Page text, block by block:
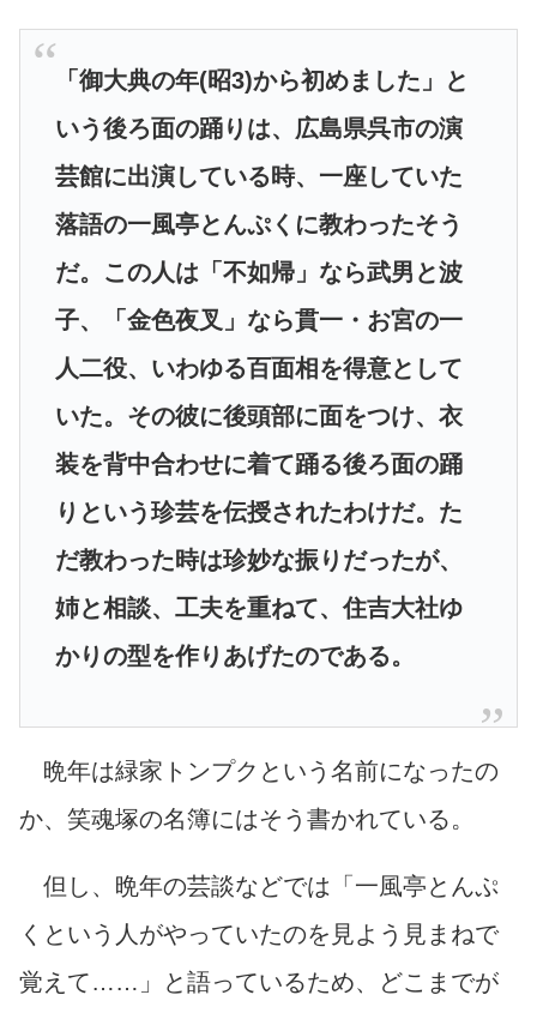
「御大典の年(昭3)から初めました」と
いう後ろ面の踊りは、広島県呉市の演
芸館に出演している時、一座していた
落語の一風亭とんぷくに教わったそう
だ。この人は「不如帰」なら武男と波
子、「金色夜叉」なら貫一・お宮の一
人二役、いわゆる百面相を得意として
いた。その彼に後頭部に面をつけ、衣
装を背中合わせに着て踊る後ろ面の踊
りという珍芸を伝授されたわけだ。た
だ教わった時は珍妙な振りだったが、
姉と相談、工夫を重ねて、住吉大社ゆ
かりの型を作りあげたのである。
晩年は緑家トンプクという名前になったの
か、笑魂塚の名簿にはそう書かれている。
但し、晩年の芸談などでは「一風亭とんぷ
くという人がやっていたのを見よう見まねで
覚えて……」と語っているため、どこまでが